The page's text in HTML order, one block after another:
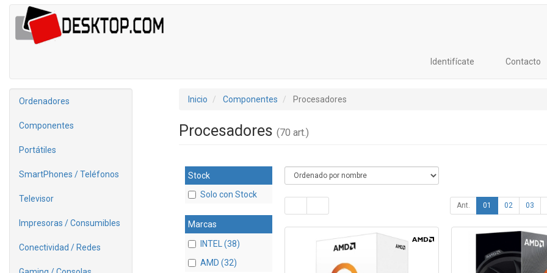
Identifícate Contacto
Ordenadores
Componentes
Portátiles
SmartPhones / Teléfonos
Televisor
Impresoras / Consumibles
Conectividad / Redes
Inicio Componentes Procesadores
Procesadores (70 art.)
Stock
Solo con Stock
Marcas
INTEL (38)
AMD (32)
Ant. 01 02 03